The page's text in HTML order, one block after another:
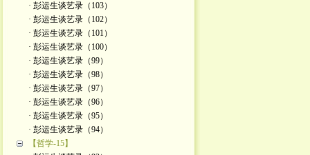
· 彭运生谈艺录（103）
· 彭运生谈艺录（102）
· 彭运生谈艺录（101）
· 彭运生谈艺录（100）
· 彭运生谈艺录（99）
· 彭运生谈艺录（98）
· 彭运生谈艺录（97）
· 彭运生谈艺录（96）
· 彭运生谈艺录（95）
· 彭运生谈艺录（94）
【哲学-15】